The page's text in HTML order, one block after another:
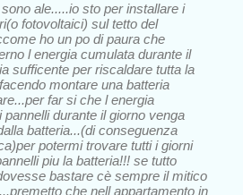
ale.....io sto per installare i
fotovoltaici) sul tetto del
ho un po di paura che
l energia cumulata durante il
sufficente per riscaldare tutta la
montare una batteria
far si che l energia
pannelli durante il giorno venga
batteria...(di conseguenza
potermi trovare tutti i giorni
piu la batteria!!! se tutto
bastare cè sempre il mitico
che nell appartamento in